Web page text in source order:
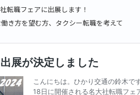
転職フェアに出展します！
き方を望む方、タクシー転職を考えて